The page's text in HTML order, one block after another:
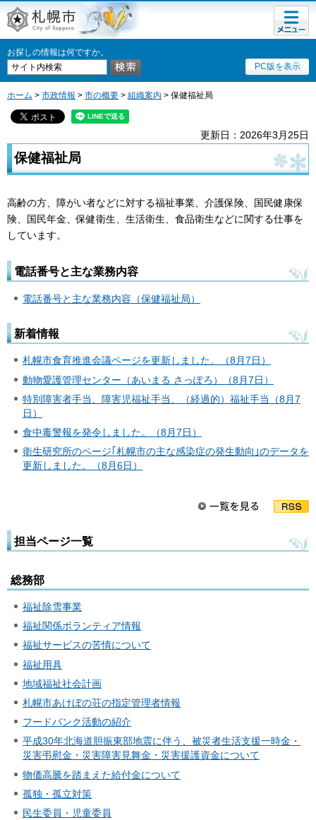
札幌市
お探しの情報は何ですか。
PC版を表示
メニュ
ー
ホーム > 市政情報 > 市の概要 > 組織案内 > 保健福祉局
更新日：2026年3月25日
保健福祉局
高齢の方、障がい者などに対する福祉事業、介護保険、国民健康保
険、国民年金、保健衛生、生活衛生、食品衛生などに関する仕事を
しています。
電話番号と主な業務内容
電話番号と主な業務内容（保健福祉局）
新着情報
札幌市食育推進会議ページを更新しました。（8月7日）
動物愛護管理センター（あいまる さっぽろ）（8月7日）
特別障害者手当、障害児福祉手当、（経過的）福祉手当（8月7
日）
食中毒警報を発令しました。（8月7日）
衛生研究所のページ｢札幌市の主な感染症の発生動向｣のデータを
更新しました。（8月6日）
担当ページ一覧
総務部
福祉除雪事業
福祉関係ボランティア情報
福祉サービスの苦情について
福祉用具
地域福祉社会計画
札幌市あけぼの荘の指定管理者情報
フードバンク活動の紹介
平成30年北海道胆振東部地震に伴う、被災者生活支援一時金・
災害弔慰金・災害障害見舞金・災害援護資金について
物価高騰を踏まえた給付金について
孤独・孤立対策
民生委員・児童委員